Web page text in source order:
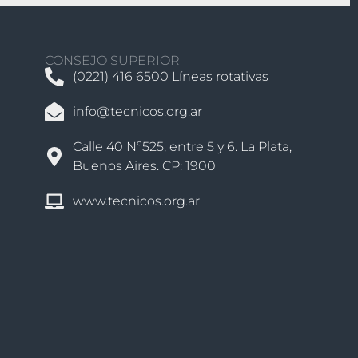
CONSEJO SUPERIOR
(0221) 416 6500 Líneas rotativas
info@tecnicos.org.ar
Calle 40 Nº525, entre 5 y 6. La Plata,
Buenos Aires. CP: 1900
www.tecnicos.org.ar